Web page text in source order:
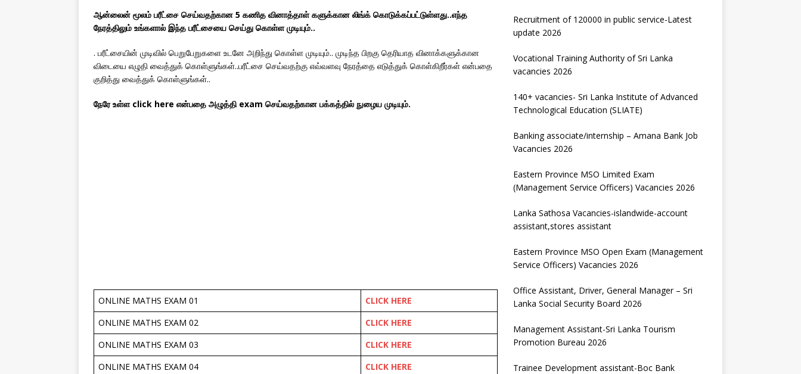
ஆன்லைன் மூலம் பரீட்சை செய்வதற்கான 5 கணித வினாத்தாள் களுக்கான லிங்க் கொடுக்கப்பட்டுள்ளது..எந்த
நேரத்திலும் உங்களால் இந்த பரீட்சையை செய்து கொள்ள முடியும்..
. பரீட்சையின் முடிவில் பெறுபேறுகளை உடனே அறிந்து கொள்ள முடியும்.. முடிந்த பிறகு தெரியாத வினாக்களுக்கான
விடையை எழுதி வைத்துக் கொள்ளுங்கள்..பரீட்சை செய்வதற்கு எவ்வளவு நேரத்தை எடுத்துக் கொள்கிறீர்கள் என்பதை
குறித்து வைத்துக் கொள்ளுங்கள்..
நேரே உள்ள click here என்பதை அழுத்தி exam செய்வதற்கான பக்கத்தில் நுழைய முடியும்.
ONLINE MATHS EXAM 01
CLICK HERE
ONLINE MATHS EXAM 02
CLICK HERE
ONLINE MATHS EXAM 03
CLICK HERE
ONLINE MATHS EXAM 04
CLICK HERE
Recruitment of 120000 in public service-Latest
update 2026
Vocational Training Authority of Sri Lanka
vacancies 2026
140+ vacancies- Sri Lanka Institute of Advanced
Technological Education (SLIATE)
Banking associate/internship – Amana Bank Job
Vacancies 2026
Eastern Province MSO Limited Exam
(Management Service Officers) Vacancies 2026
Lanka Sathosa Vacancies-islandwide-account
assistant,stores assistant
Eastern Province MSO Open Exam (Management
Service Officers) Vacancies 2026
Office Assistant, Driver, General Manager – Sri
Lanka Social Security Board 2026
Management Assistant-Sri Lanka Tourism
Promotion Bureau 2026
Trainee Development assistant-Boc Bank